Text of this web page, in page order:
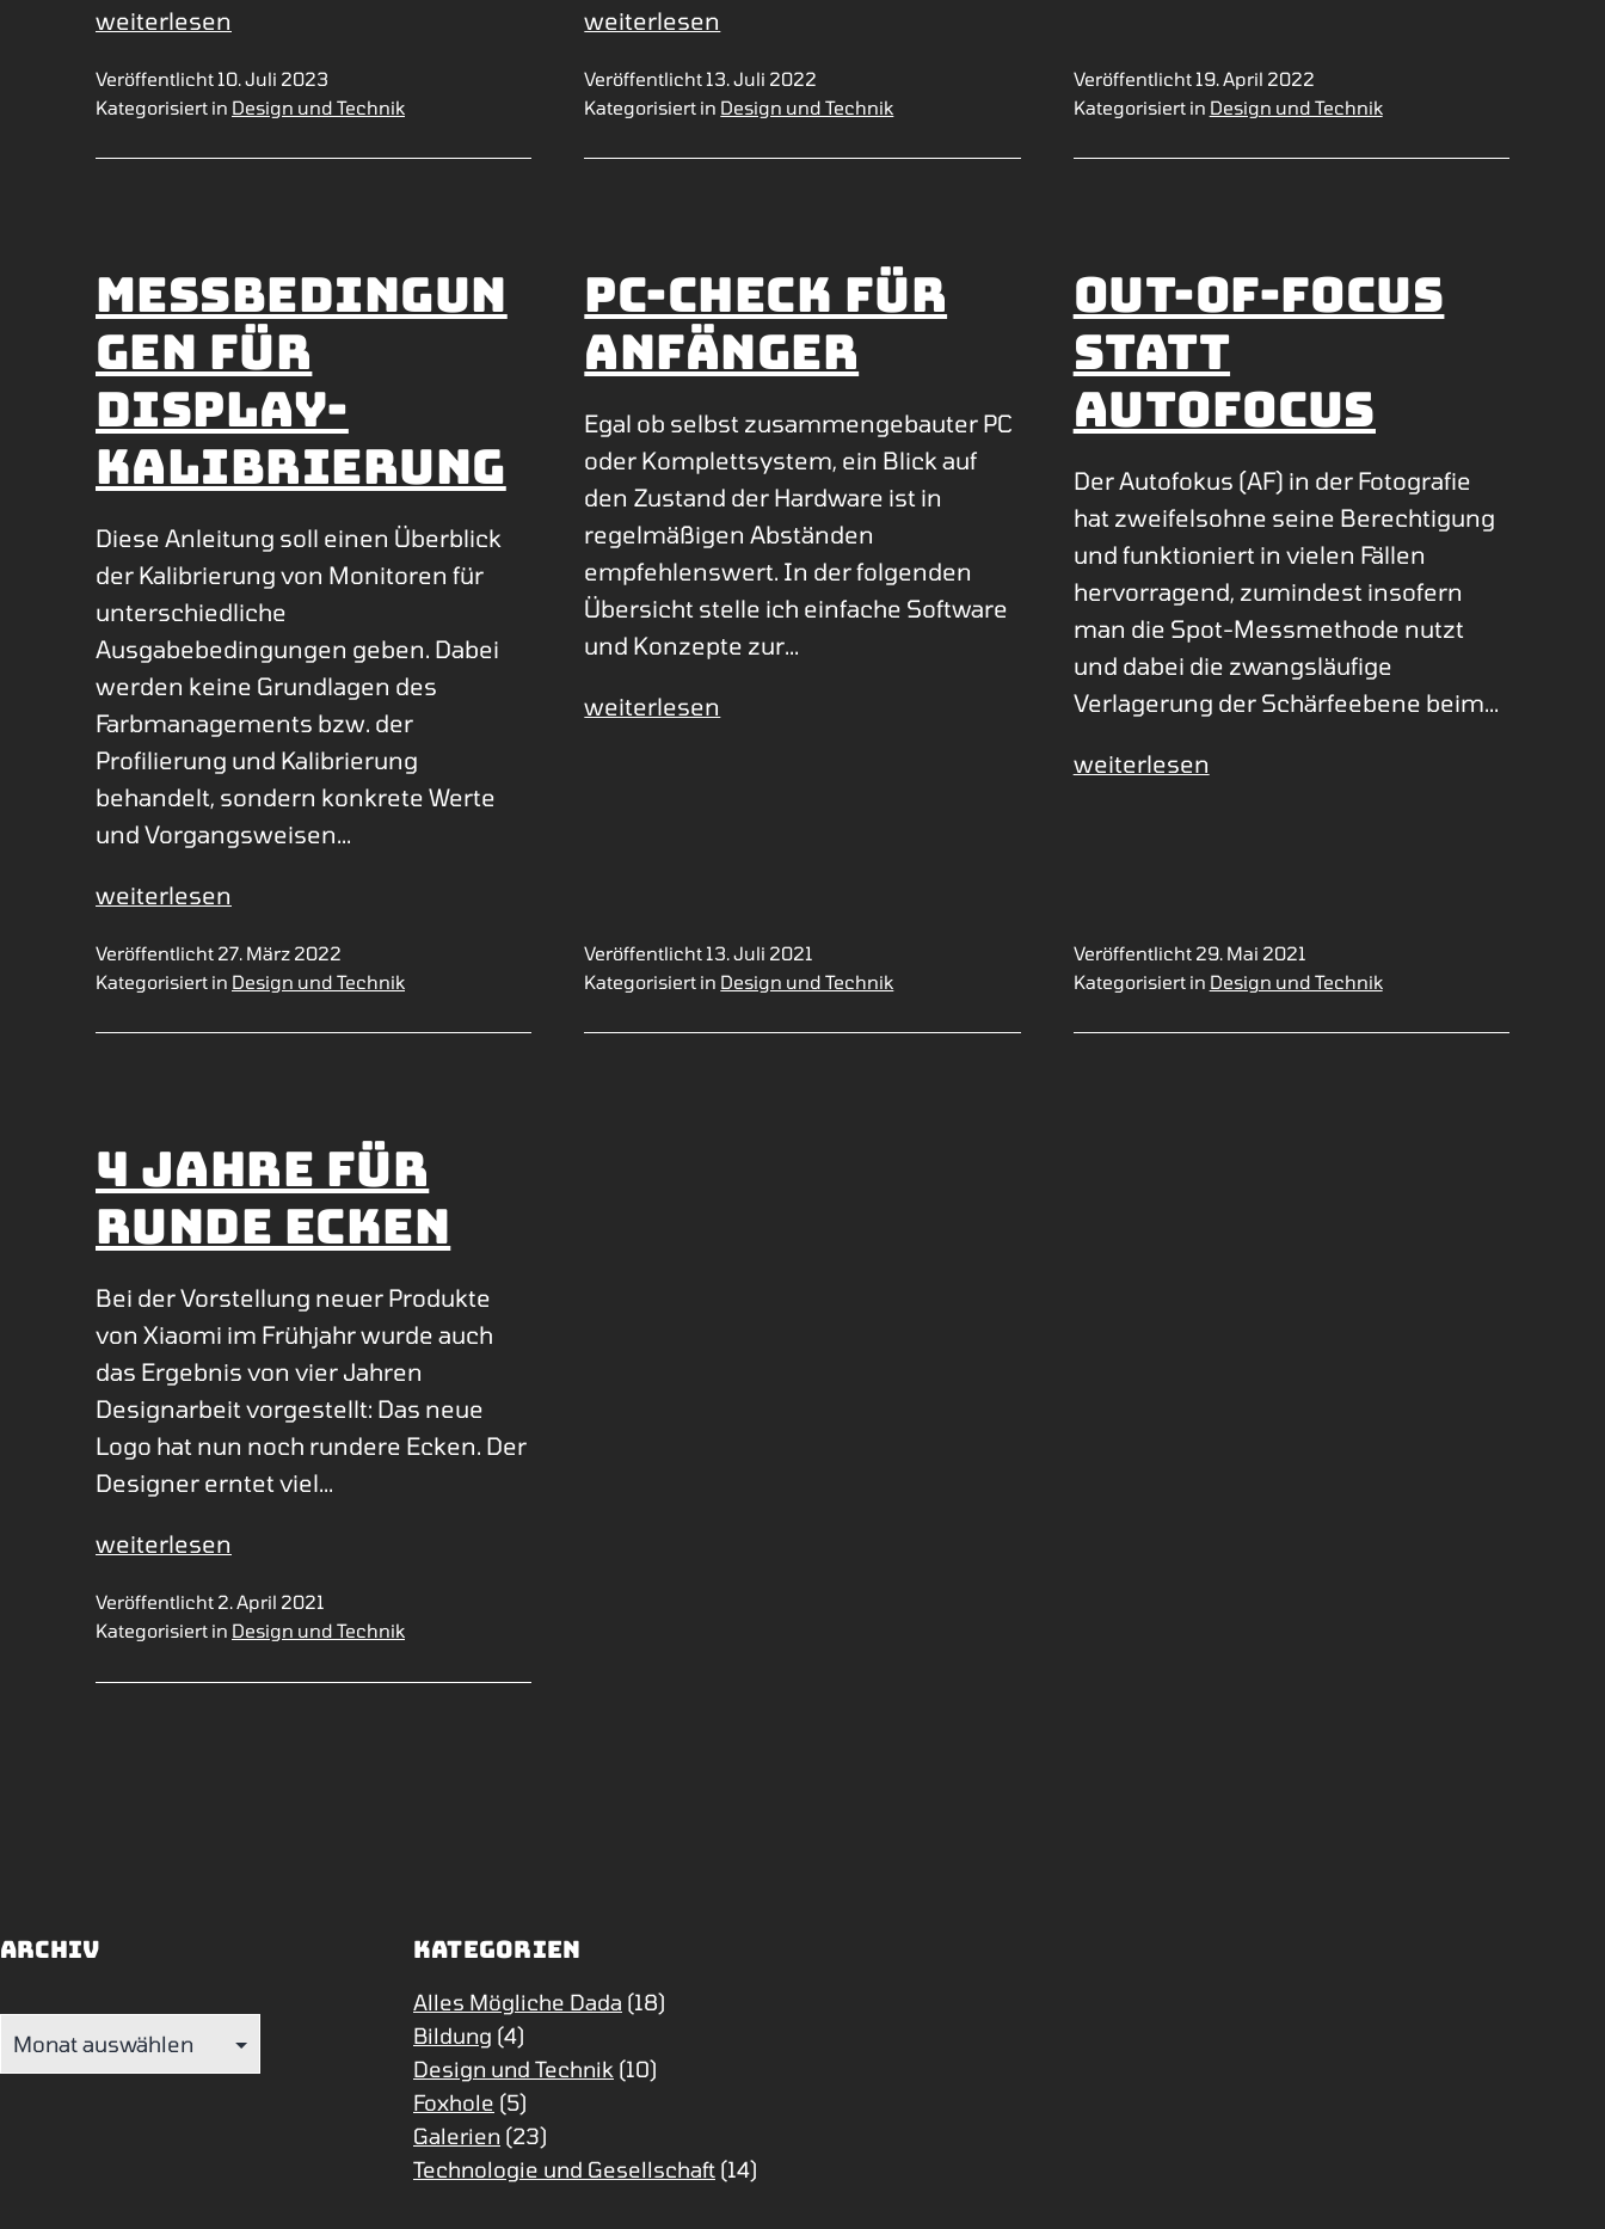
Generierte
weiterlesen
Veröffentlicht 10. Juli 2023
Kategorisiert in Design und Technik
Keine
vor
weiterlesen
Veröffentlicht 13. Juli 2022
Kategorisiert in Design und Technik
Veröffentlicht 19. April 2022
Kategorisiert in Design und Technik
Messbedingun
gen für
Display-
Kalibrierung
Diese Anleitung soll einen Überblick
der Kalibrierung von Monitoren für
unterschiedliche
Ausgabebedingungen geben. Dabei
werden keine Grundlagen des
Farbmanagements bzw. der
Profilierung und Kalibrierung
behandelt, sondern konkrete Werte
und Vorgangsweisen…
Messbedingungen
Display-
weiterlesen
Veröffentlicht 27. März 2022
Kategorisiert in Design und Technik
PC-Check für
Anfänger
Egal ob selbst zusammengebauter PC
oder Komplettsystem, ein Blick auf
den Zustand der Hardware ist in
regelmäßigen Abständen
empfehlenswert. In der folgenden
Übersicht stelle ich einfache Software
und Konzepte zur…
PC-
weiterlesen
Veröffentlicht 13. Juli 2021
Kategorisiert in Design und Technik
Out-of-focus
statt
Autofocus
Der Autofokus (AF) in der Fotografie
hat zweifelsohne seine Berechtigung
und funktioniert in vielen Fällen
hervorragend, zumindest insofern
man die Spot-Messmethode nutzt
und dabei die zwangsläufige
Verlagerung der Schärfeebene beim…
Out-
weiterlesen
Veröffentlicht 29. Mai 2021
Kategorisiert in Design und Technik
4 Jahre für
runde Ecken
Bei der Vorstellung neuer Produkte
von Xiaomi im Frühjahr wurde auch
das Ergebnis von vier Jahren
Designarbeit vorgestellt: Das neue
Logo hat nun noch rundere Ecken. Der
Designer erntet viel…
4
für
Ecken
weiterlesen
Veröffentlicht 2. April 2021
Kategorisiert in Design und Technik
Archiv
Archiv
Kategorien
Alles Mögliche Dada (18)
Bildung (4)
Design und Technik (10)
Foxhole (5)
Galerien (23)
Technologie und Gesellschaft (14)